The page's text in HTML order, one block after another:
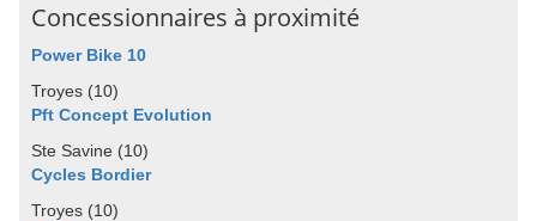
Concessionnaires à proximité
Power Bike 10
Troyes (10)
Pft Concept Evolution
Ste Savine (10)
Cycles Bordier
Troyes (10)